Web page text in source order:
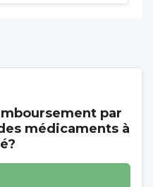
par
médicaments à